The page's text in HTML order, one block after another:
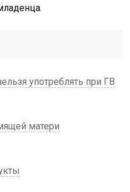
употреблять при ГВ
матери